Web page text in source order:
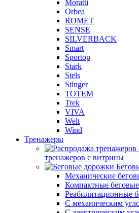
Moratti
Orbea
ROMET
SENSE
SILVERBACK
Smart
Sportop
Stark
Stels
Stinger
TOTEM
Trek
VIVA
Welt
Wind
Тренажеры
тренажеров с витрины
Механические
Компактные
Реабилитационные
С механическим